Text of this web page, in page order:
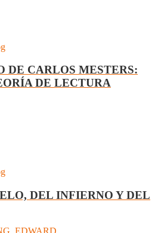
DE CARLOS MESTERS:
DE LECTURA
DEL INFIERNO Y DEL